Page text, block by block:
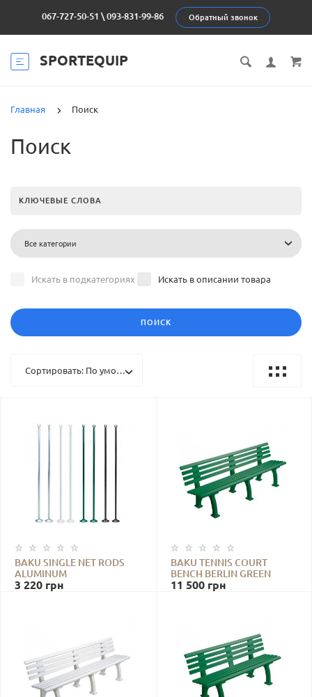
067-727-50-51 \ 093-831-99-86 Обратный звонок
SPORTEQUIP
Главная Поиск
Поиск
Все категории
Искать в подкатегориях Искать в описании товара
Сортировать: По умолчанию
BAKU SINGLE NET RODS
ALUMINUM
3 220 грн
BAKU TENNIS COURT
BENCH BERLIN GREEN
11 500грн